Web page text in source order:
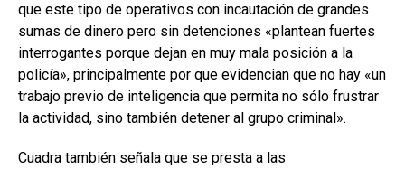
que este tipo de operativos con incautación de grandes
sumas de dinero pero sin detenciones «plantean fuertes
interrogantes porque dejan en muy mala posición a la
policía», principalmente por que evidencian que no hay «un
trabajo previo de inteligencia que permita no sólo frustrar
la actividad, sino también detener al grupo criminal».
Cuadra también señala que se presta a las